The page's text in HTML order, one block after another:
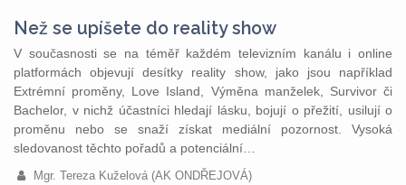
Než se upíšete do reality show
V současnosti se na téměř každém televizním kanálu i online
platformách objevují desítky reality show, jako jsou například
Extrémní proměny, Love Island, Výměna manželek, Survivor či
Bachelor, v nichž účastníci hledají lásku, bojují o přežití, usilují o
proměnu nebo se snaží získat mediální pozornost. Vysoká
sledovanost těchto pořadů a potenciální…
Mgr. Tereza Kuželová (AK ONDŘEJOVÁ)